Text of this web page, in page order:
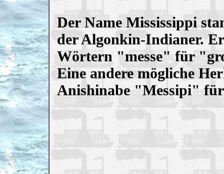
Der Name Mississippi
der Algonkin-Indianer. Er
Wörtern "messe" für
Eine andere mögliche
Anishinabe "Messipi"